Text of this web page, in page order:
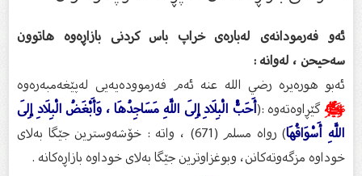
ئەو فەرمودانەی لەبارەی خراپ باس کردنی بازاڕەوە هاتوون
سەحیحن ، لەوانە :
ئەبو هورەیرە رضي الله عنه ئەم فەرموودەیەیی لەپێغەمبەرەوە
ﷺگێڕاوەتەوە :(أَحَبُّ الْبِلَادِ إِلَى اللَّهِ مَسَاجِدُهَا ، وَأَبْغَضُ الْبِلَادِ إِلَى
اللَّهِ أَسْوَاقُهَا
) رواه مسلم (671) ، واتە : خۆشەوسترین جێگا بەلای
خوداوە مزگەوتەکانن، وبوغزاوترین جێگا بەلای خوداوە بازاڕەکانە .